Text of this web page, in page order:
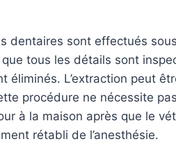
dentaires sont effectués
que tous les détails sont
éliminés. L’extraction peut
procédure ne nécessite
à la maison après que le
rétabli de l’anesthésie.